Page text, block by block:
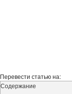
Перевести статью на:
Содержание